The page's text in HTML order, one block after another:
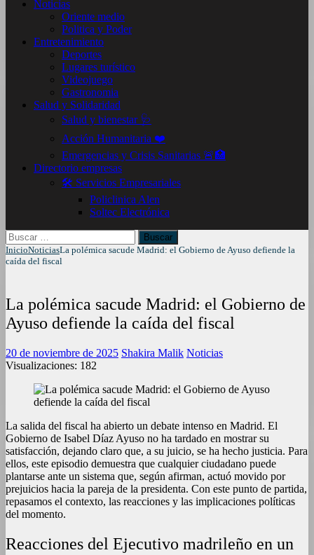
Noticias
Oriente medio
Politica y Poder
Entretenimiento
Deportes
Lugares turístico
Videojuego
Gastronomia
Salud y Solidaridad
Salud y bienestar 🩺
Acción Humanitaria ❤️
Emergencias y Crisis Sanitarias 🚨🏥
Directorio empresas
🛠️ Servicios Empresariales
Policlinica Alen
Soltec Electrónica
Buscar:
InicioNoticiasLa polémica sacude Madrid: el Gobierno de Ayuso defiende la
caída del fiscal
La polémica sacude Madrid: el Gobierno de
Ayuso defiende la caída del fiscal
20 de noviembre de 2025 Shakira Malik Noticias
Visualizaciones: 182
La salida del fiscal ha abierto un debate intenso en Madrid. El
Gobierno de Isabel Díaz Ayuso no ha tardado en mostrar su
satisfacción, dejando claro que, a su juicio, se ha hecho justicia. Para
ellos, este episodio demuestra que cualquier ciudadano puede
plantarse ante un sistema que, según afirman, actuó movido por
prejuicios hacia la pareja de la presidenta. Con este punto de partida,
repasamos el contexto, las reacciones y las implicaciones políticas
del momento.
Reacciones del Ejecutivo madrileño en un